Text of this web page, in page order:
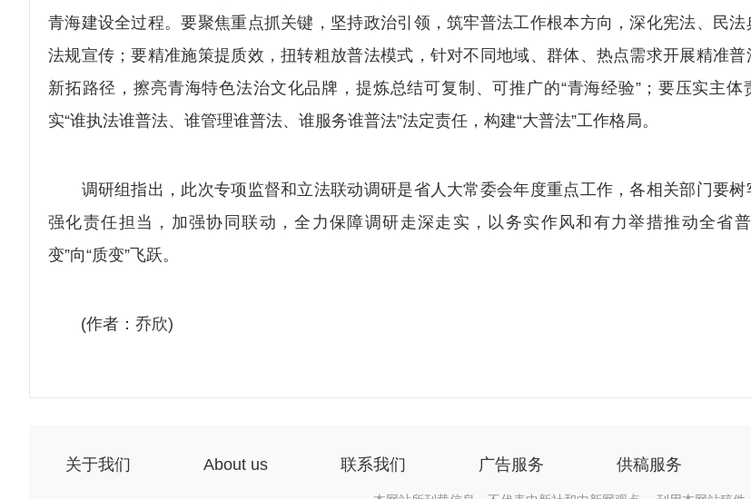
青海建设全过程。要聚焦重点抓关键，坚持政治引领，筑牢普法工作根本方向，深化宪法、民法
法规宣传；要精准施策提质效，扭转粗放普法模式，针对不同地域、群体、热点需求开展精准普
新拓路径，擦亮青海特色法治文化品牌，提炼总结可复制、可推广的“青海经验”；要压实主体
实“谁执法谁普法、谁管理谁普法、谁服务谁普法”法定责任，构建“大普法”工作格局。
调研组指出，此次专项监督和立法联动调研是省人大常委会年度重点工作，各相关部门要树
强化责任担当，加强协同联动，全力保障调研走深走实，以务实作风和有力举措推动全省
变”向“质变”飞跃。
(作者：乔欣)
关于我们 About us 联系我们 广告服务 供稿服务